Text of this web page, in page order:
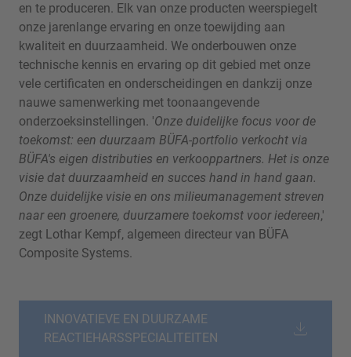
en te produceren. Elk van onze producten weerspiegelt
onze jarenlange ervaring en onze toewijding aan
kwaliteit en duurzaamheid. We onderbouwen onze
technische kennis en ervaring op dit gebied met onze
vele certificaten en onderscheidingen en dankzij onze
nauwe samenwerking met toonaangevende
onderzoeksinstellingen. 'Onze duidelijke focus voor de
toekomst: een duurzaam BÜFA-portfolio verkocht via
BÜFA's eigen distributies en verkooppartners. Het is onze
visie dat duurzaamheid en succes hand in hand gaan.
Onze duidelijke visie en ons milieumanagement streven
naar een groenere, duurzamere toekomst voor iedereen,'
zegt Lothar Kempf, algemeen directeur van BÜFA
Composite Systems.
INNOVATIEVE EN DUURZAME
REACTIEHARSSPECIALITEITEN